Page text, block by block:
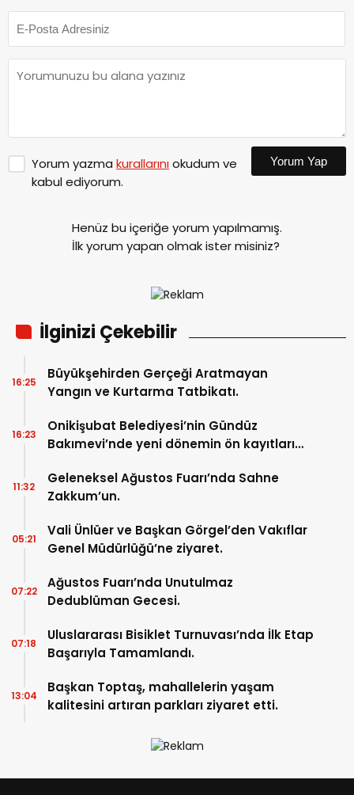
Yorum yazma kurallarınıokudum ve
kabul ediyorum.
Yorum Yap
Henüz bu içeriğe yorum yapılmamış.
İlk yorum yapan olmak ister misiniz?
İlginizi Çekebilir
Büyükşehirden Gerçeği Aratmayan
Yangın ve Kurtarma Tatbikatı.
16:25
Onikişubat Belediyesi’nin Gündüz
Bakımevi’nde yeni dönemin ön kayıtları
16:23
Geleneksel Ağustos Fuarı’nda Sahne
Zakkum’un.
11:32
Vali Ünlüer ve Başkan Görgel’den Vakıflar
Genel Müdürlüğü’ne ziyaret.
05:21
Ağustos Fuarı’nda Unutulmaz
Dedublüman Gecesi.
07:22
Uluslararası Bisiklet Turnuvası’nda İlk Etap
Başarıyla Tamamlandı.
07:18
Başkan Toptaş, mahallelerin yaşam
kalitesini artıran parkları ziyaret etti.
13:04